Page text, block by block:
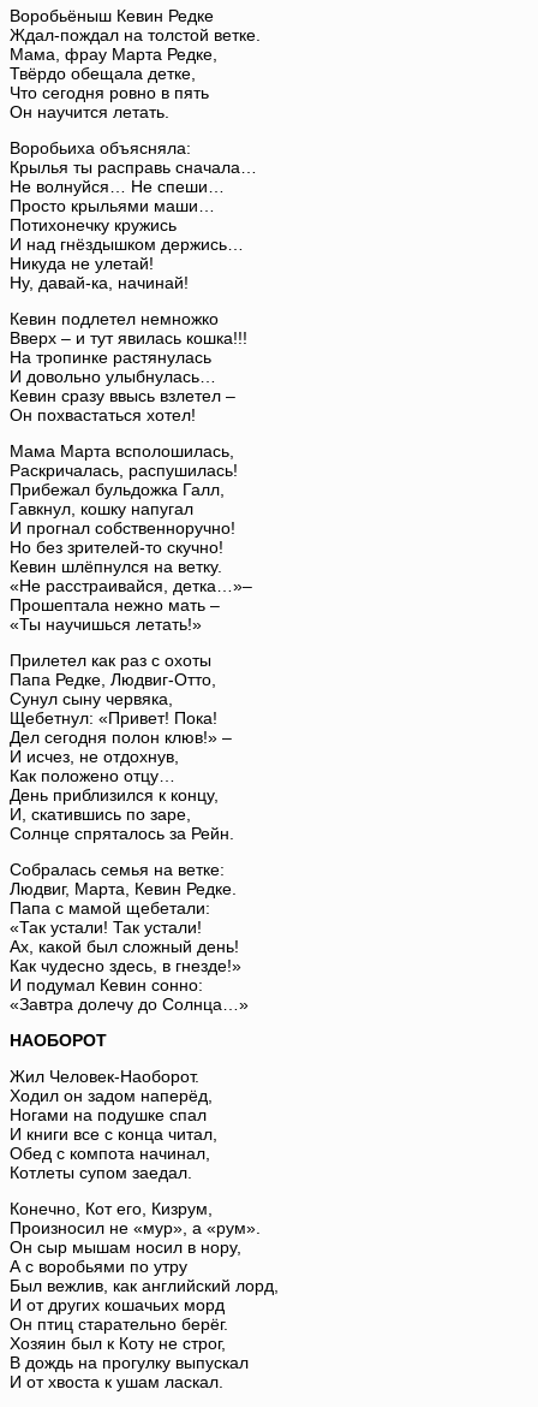
Воробьёныш Кевин Редке
Ждал-пождал на толстой ветке.
Мама, фрау Марта Редке,
Твёрдо обещала детке,
Что сегодня ровно в пять
Он научится летать.
Воробьиха объясняла:
Крылья ты расправь сначала…
Не волнуйся… Не спеши…
Просто крыльями маши…
Потихонечку кружись
И над гнёздышком держись…
Никуда не улетай!
Ну, давай-ка, начинай!
Кевин подлетел немножко
Вверх – и тут явилась кошка!!!
На тропинке растянулась
И довольно улыбнулась…
Кевин сразу ввысь взлетел –
Он похвастаться хотел!
Мама Марта всполошилась,
Раскричалась, распушилась!
Прибежал бульдожка Галл,
Гавкнул, кошку напугал
И прогнал собственноручно!
Но без зрителей-то скучно!
Кевин шлёпнулся на ветку.
«Не расстраивайся, детка…»–
Прошептала нежно мать –
«Ты научишься летать!»
Прилетел как раз с охоты
Папа Редке, Людвиг-Отто,
Сунул сыну червяка,
Щебетнул: «Привет! Пока!
Дел сегодня полон клюв!» –
И исчез, не отдохнув,
Как положено отцу…
День приблизился к концу,
И, скатившись по заре,
Солнце спряталось за Рейн.
Собралась семья на ветке:
Людвиг, Марта, Кевин Редке.
Папа с мамой щебетали:
«Так устали! Так устали!
Ах, какой был сложный день!
Как чудесно здесь, в гнезде!»
И подумал Кевин сонно:
«Завтра долечу до Солнца…»
НАОБОРОТ
Жил Человек-Наоборот.
Ходил он задом наперёд,
Ногами на подушке спал
И книги все с конца читал,
Обед с компота начинал,
Котлеты супом заедал.
Конечно, Кот его, Кизрум,
Произносил не «мур», а «рум».
Он сыр мышам носил в нору,
А с воробьями по утру
Был вежлив, как английский лорд,
И от других кошачьих морд
Он птиц старательно берёг.
Хозяин был к Коту не строг,
В дождь на прогулку выпускал
И от хвоста к ушам ласкал.